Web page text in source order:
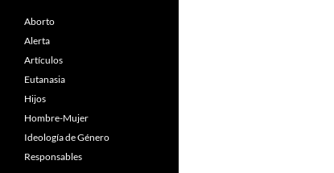
Aborto
Alerta
Artículos
Eutanasia
Hijos
Hombre-Mujer
Ideología de Género
Responsables